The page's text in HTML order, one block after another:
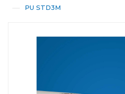
— PU STD3M